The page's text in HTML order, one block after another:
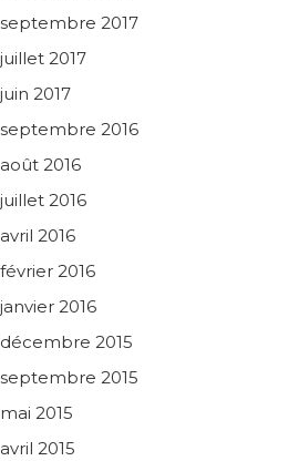
septembre 2017
juillet 2017
juin 2017
septembre 2016
août 2016
juillet 2016
avril 2016
février 2016
janvier 2016
décembre 2015
septembre 2015
mai 2015
avril 2015